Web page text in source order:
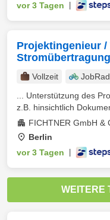
vor 3 Tagen
Projektingenieur
Vollzeit JobRad
... Unterstützung des
z.B. hinsichtlich
FICHTNER GmbH &
Berlin
vor 3 Tagen
WEITERE